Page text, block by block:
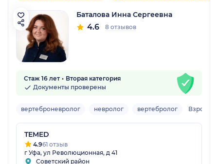
Баталова Инна Сергеевна
4.6 8 отзывов
Стаж 16 лет
Вторая категория
Документы проверены
вертеброневролог невролог вертебролог
TEMED
4.961 отзыв
г Уфа, ул Революционная, д 41
Советский район